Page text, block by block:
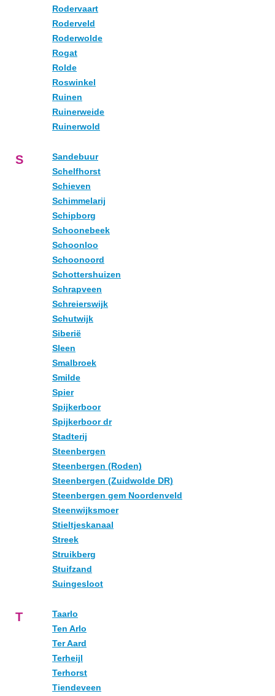
Rodervaart
Roderveld
Roderwolde
Rogat
Rolde
Roswinkel
Ruinen
Ruinerweide
Ruinerwold
S
Sandebuur
Schelfhorst
Schieven
Schimmelarij
Schipborg
Schoonebeek
Schoonloo
Schoonoord
Schottershuizen
Schrapveen
Schreierswijk
Schutwijk
Siberië
Sleen
Smalbroek
Smilde
Spier
Spijkerboor
Spijkerboor dr
Stadterij
Steenbergen
Steenbergen (Roden)
Steenbergen (Zuidwolde DR)
Steenbergen gem Noordenveld
Steenwijksmoer
Stieltjeskanaal
Streek
Struikberg
Stuifzand
Suingesloot
T
Taarlo
Ten Arlo
Ter Aard
Terheijl
Terhorst
Tiendeveen